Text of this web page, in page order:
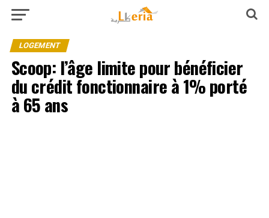
LOGEMENT
Scoop: l’âge limite pour bénéficier
du crédit fonctionnaire à 1% porté
à 65 ans